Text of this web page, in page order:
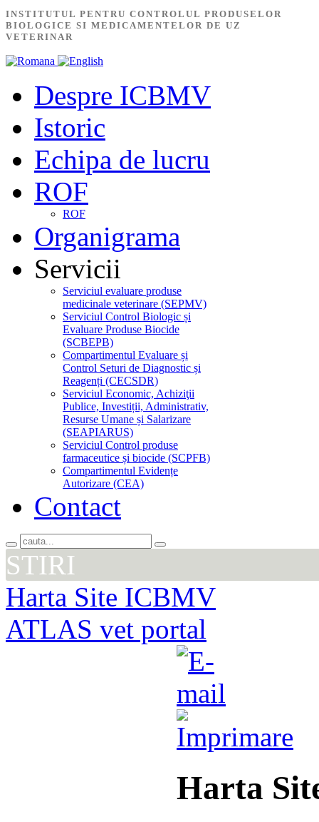
INSTITUTUL PENTRU CONTROLUL PRODUSELOR
BIOLOGICE SI MEDICAMENTELOR DE UZ
VETERINAR
Despre ICBMV
Istoric
Echipa de lucru
ROF
ROF
Organigrama
Servicii
Serviciul evaluare produse
medicinale veterinare (SEPMV)
Serviciul Control Biologic și
Evaluare Produse Biocide
(SCBEPB)
Compartimentul Evaluare și
Control Seturi de Diagnostic și
Reagenți (CECSDR)
Serviciul Economic, Achiziţii
Publice, Investiții, Administrativ,
Resurse Umane și Salarizare
(SEAPIARUS)
Serviciul Control produse
farmaceutice și biocide (SCPFB)
Compartimentul Evidențe
Autorizare (CEA)
Contact
STIRI
Harta Site ICBMV
ATLAS vet portal
Harta